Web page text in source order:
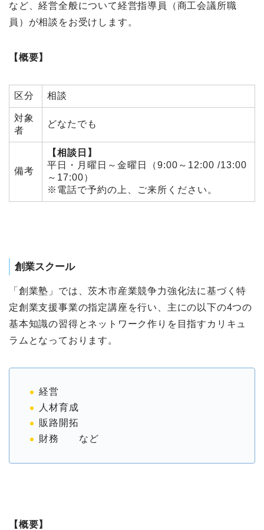
など、経営全般について経営指導員（商工会議所職
員）が相談をお受けします。
【概要】
区分 相談
対象
者
どなたでも
備考
【相談日】
平日・月曜日～金曜日（9:00～12:00 /13:00
～17:00）
※電話で予約の上、ご来所ください。
創業スクール
「創業塾」では、茨木市産業競争力強化法に基づく特
定創業支援事業の指定講座を行い、主にの以下の4つの
基本知識の習得とネットワーク作りを目指すカリキュ
ラムとなっております。
経営
人材育成
販路開拓
財務 など
【概要】